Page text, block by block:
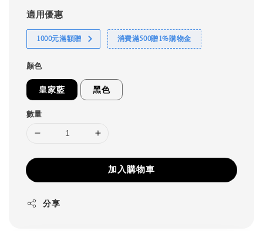
適用優惠
1000元滿額贈 消費滿500贈1%購物金
顏色
皇家藍 黑色
數量
加入購物車
分享